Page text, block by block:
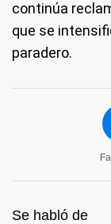
continúa
que se
paradero.
Se habló de